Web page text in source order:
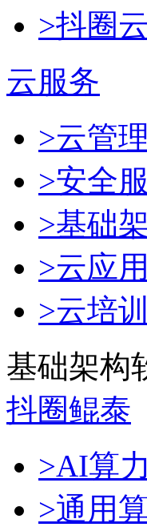
>抖圈
云服务
>云管
>安全
>基础
>云应
>云培
基础架构
抖圈鲲泰
>AI算
>通用